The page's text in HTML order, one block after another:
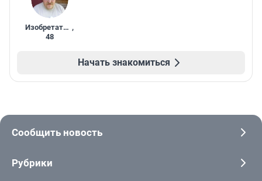
Изобретатель ,
48
Начать знакомиться
Сообщить новость
Рубрики